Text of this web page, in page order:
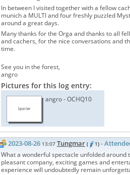
In between I visited together with a fellow
munich a MULTI and four freshly puzzled
around a great days.
Many thanks for the Orga and thanks to all
and cachers, for the nice conversations and
time.
See you in the forest,
angro
Pictures for this log entry:
angro - OCHQ10
2023-08-26 13:07 Tungmar ( 1) -
What a wonderful spectacle unfolded
pleasant company, exciting games and
experience will undoubtedly remain